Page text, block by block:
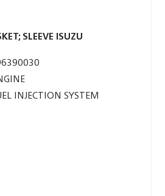
SLEEVE ISUZU
INJECTION SYSTEM